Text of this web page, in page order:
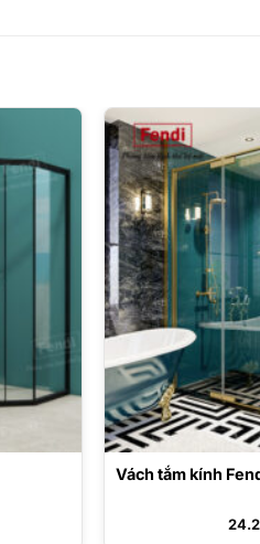
Vách tắm kính